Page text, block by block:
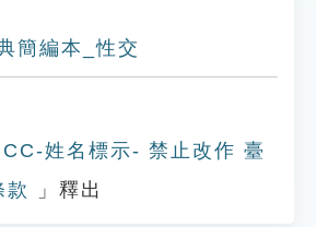
簡編本_性交
姓名標示- 禁止改作 臺
款
」釋出